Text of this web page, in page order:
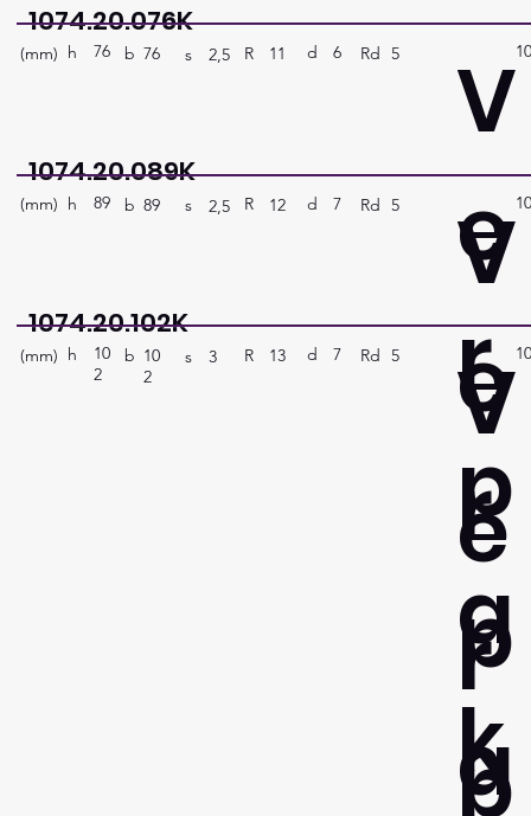
1074.20.076K
(mm) 76
h b 76 s 2,5 R 11 d 6 Rd 5
V
e
r
p
a
k
1074.20.089K
(mm) 89
h b 89 s 2,5 R 12 d 7 Rd 5
V
e
r
p
a
1074.20.102K
(mm)
10
2
h b 10
2
s 3 R 13 d 7 Rd 5
V
e
r
p